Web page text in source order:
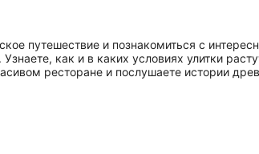
путешествие и познакомиться с
как и в каких условиях улитки
ресторане и послушаете истории